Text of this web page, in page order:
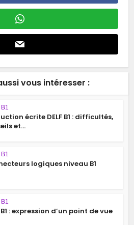
vous intéresser :
écrite DELF B1 : difficultés,
et...
logiques niveau B1
B1 : expression d’un point de vue